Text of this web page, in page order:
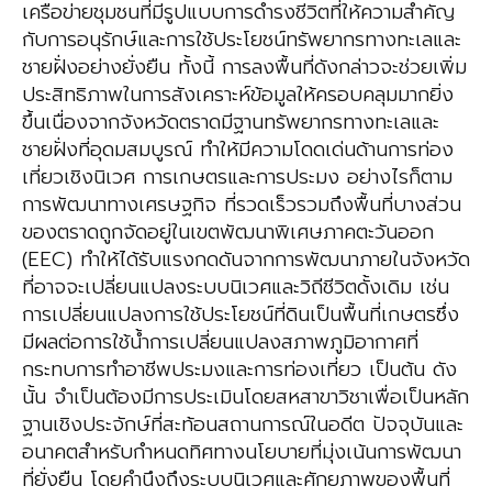
เครือข่ายชุมชนที่มีรูปแบบการดำรงชีวิตที่ให้ความสำคัญ
กับการอนุรักษ์และการใช้ประโยชน์ทรัพยากรทางทะเลและ
ชายฝั่งอย่างยั่งยืน ทั้งนี้ การลงพื้นที่ดังกล่าวจะช่วยเพิ่ม
ประสิทธิภาพในการสังเคราะห์ข้อมูลให้ครอบคลุมมากยิ่ง
ขึ้นเนื่องจากจังหวัดตราดมีฐานทรัพยากรทางทะเลและ
ชายฝั่งที่อุดมสมบูรณ์ ทำให้มีความโดดเด่นด้านการท่อง
เที่ยวเชิงนิเวศ การเกษตรและการประมง อย่างไรก็ตาม
การพัฒนาทางเศรษฐกิจ ที่รวดเร็วรวมถึงพื้นที่บางส่วน
ของตราดถูกจัดอยู่ในเขตพัฒนาพิเศษภาคตะวันออก
(EEC) ทำให้ได้รับแรงกดดันจากการพัฒนาภายในจังหวัด
ที่อาจจะเปลี่ยนแปลงระบบนิเวศและวิถีชีวิตดั้งเดิม เช่น
การเปลี่ยนแปลงการใช้ประโยชน์ที่ดินเป็นพื้นที่เกษตรซึ่ง
มีผลต่อการใช้น้ำการเปลี่ยนแปลงสภาพภูมิอากาศที่
กระทบการทำอาชีพประมงและการท่องเที่ยว เป็นต้น ดัง
นั้น จำเป็นต้องมีการประเมินโดยสหสาขาวิชาเพื่อเป็นหลัก
ฐานเชิงประจักษ์ที่สะท้อนสถานการณ์ในอดีต ปัจจุบันและ
อนาคตสำหรับกำหนดทิศทางนโยบายที่มุ่งเน้นการพัฒนา
ที่ยั่งยืน โดยคำนึงถึงระบบนิเวศและศักยภาพของพื้นที่